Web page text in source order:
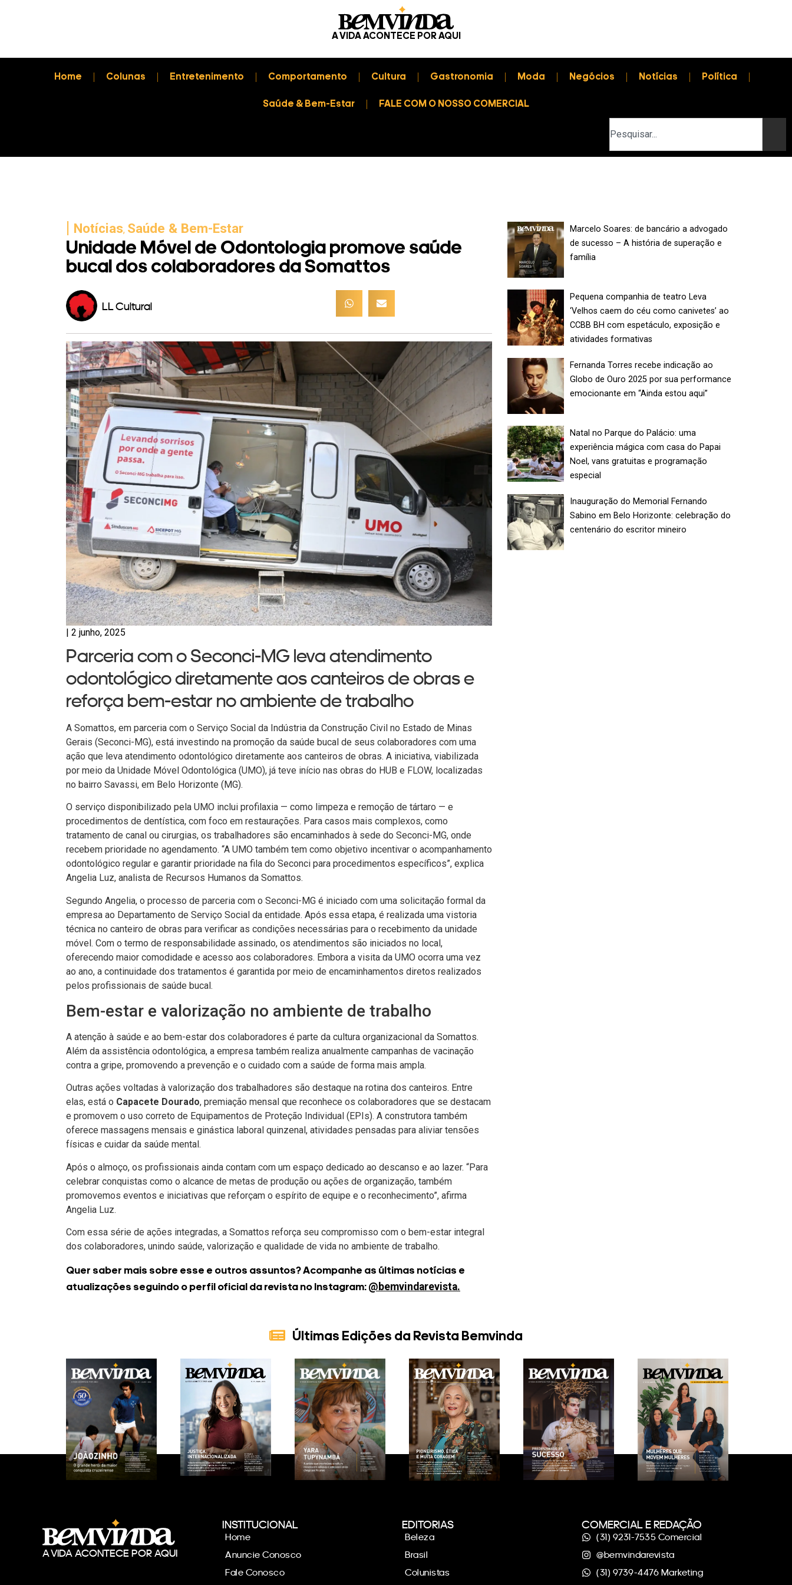
A VIDA ACONTECE POR AQUI
Home Colunas Entretenimento Comportamento Cultura Gastronomia Moda Negócios Notícias Política
Saúde & Bem-Estar FALE COM O NOSSO COMERCIAL
| Notícias, Saúde & Bem-Estar
Unidade Móvel de Odontologia promove saúde
bucal dos colaboradores da Somattos
LL Cultural
| 2 junho, 2025
Parceria com o Seconci-MG leva atendimento
odontológico diretamente aos canteiros de obras e
reforça bem-estar no ambiente de trabalho
A Somattos, em parceria com o Serviço Social da Indústria da Construção Civil no Estado de Minas
Gerais (Seconci-MG), está investindo na promoção da saúde bucal de seus colaboradores com uma
ação que leva atendimento odontológico diretamente aos canteiros de obras. A iniciativa, viabilizada
por meio da Unidade Móvel Odontológica (UMO), já teve início nas obras do HUB e FLOW, localizadas
no bairro Savassi, em Belo Horizonte (MG).
O serviço disponibilizado pela UMO inclui profilaxia — como limpeza e remoção de tártaro — e
procedimentos de dentística, com foco em restaurações. Para casos mais complexos, como
tratamento de canal ou cirurgias, os trabalhadores são encaminhados à sede do Seconci-MG, onde
recebem prioridade no agendamento. “A UMO também tem como objetivo incentivar o acompanhamento
odontológico regular e garantir prioridade na fila do Seconci para procedimentos específicos”, explica
Angelia Luz, analista de Recursos Humanos da Somattos.
Segundo Angelia, o processo de parceria com o Seconci-MG é iniciado com uma solicitação formal da
empresa ao Departamento de Serviço Social da entidade. Após essa etapa, é realizada uma vistoria
técnica no canteiro de obras para verificar as condições necessárias para o recebimento da unidade
móvel. Com o termo de responsabilidade assinado, os atendimentos são iniciados no local,
oferecendo maior comodidade e acesso aos colaboradores. Embora a visita da UMO ocorra uma vez
ao ano, a continuidade dos tratamentos é garantida por meio de encaminhamentos diretos realizados
pelos profissionais de saúde bucal.
Bem-estar e valorização no ambiente de trabalho
A atenção à saúde e ao bem-estar dos colaboradores é parte da cultura organizacional da Somattos.
Além da assistência odontológica, a empresa também realiza anualmente campanhas de vacinação
contra a gripe, promovendo a prevenção e o cuidado com a saúde de forma mais ampla.
Outras ações voltadas à valorização dos trabalhadores são destaque na rotina dos canteiros. Entre
elas, está o Capacete Dourado, premiação mensal que reconhece os colaboradores que se destacam
e promovem o uso correto de Equipamentos de Proteção Individual (EPIs). A construtora também
oferece massagens mensais e ginástica laboral quinzenal, atividades pensadas para aliviar tensões
físicas e cuidar da saúde mental.
Após o almoço, os profissionais ainda contam com um espaço dedicado ao descanso e ao lazer. “Para
celebrar conquistas como o alcance de metas de produção ou ações de organização, também
promovemos eventos e iniciativas que reforçam o espírito de equipe e o reconhecimento”, afirma
Angelia Luz.
Com essa série de ações integradas, a Somattos reforça seu compromisso com o bem-estar integral
dos colaboradores, unindo saúde, valorização e qualidade de vida no ambiente de trabalho.
Quer saber mais sobre esse e outros assuntos? Acompanhe as últimas notícias e
atualizações seguindo o perfil oficial da revista no Instagram: @bemvindarevista.
Marcelo Soares: de bancário a advogado
de sucesso – A história de superação e
família
Pequena companhia de teatro Leva
‘Velhos caem do céu como canivetes’ ao
CCBB BH com espetáculo, exposição e
atividades formativas
Fernanda Torres recebe indicação ao
Globo de Ouro 2025 por sua performance
emocionante em “Ainda estou aqui”
Natal no Parque do Palácio: uma
experiência mágica com casa do Papai
Noel, vans gratuitas e programação
especial
Inauguração do Memorial Fernando
Sabino em Belo Horizonte: celebração do
centenário do escritor mineiro
Últimas Edições da Revista Bemvinda
A VIDA ACONTECE POR AQUI
INSTITUCIONAL
Home
Anuncie Conosco
Fale Conosco
EDITORIAS
Beleza
Brasil
Colunistas
COMERCIAL E REDAÇÃO
(31) 9231-7535 Comercial
@bemvindarevista
(31) 9739-4476 Marketing